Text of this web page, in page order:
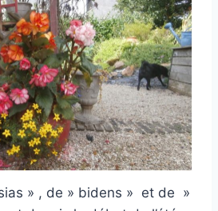
» , de » bidens » et de »